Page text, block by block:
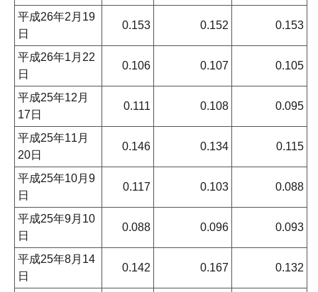
平成26年2月19
日
0.153 0.152 0.153
平成26年1月22
日
0.106 0.107 0.105
平成25年12月
17日
0.111 0.108 0.095
平成25年11月
20日
0.146 0.134 0.115
平成25年10月9
日
0.117 0.103 0.088
平成25年9月10
日
0.088 0.096 0.093
平成25年8月14
日
0.142 0.167 0.132